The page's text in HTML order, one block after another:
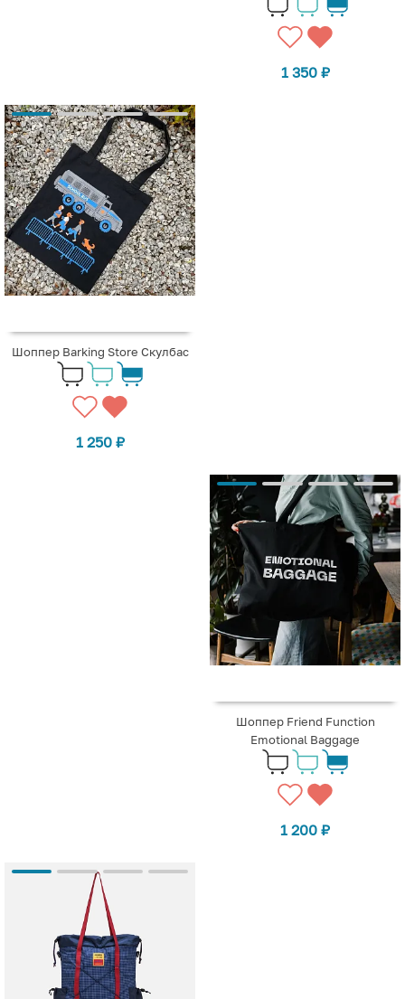
1 350 ₽
Шоппер Barking Store Скулбас
1 250 ₽
Шоппер Friend Function
Emotional Baggage
1 200 ₽